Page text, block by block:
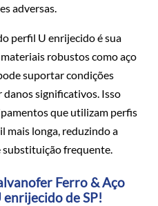
adversas.
perfil U enrijecido é sua
robustos como aço
suportar condições
danos significativos. Isso
que utilizam perfis
mais longa, reduzindo a
substituição frequente.
Ferro & Aço
de SP!